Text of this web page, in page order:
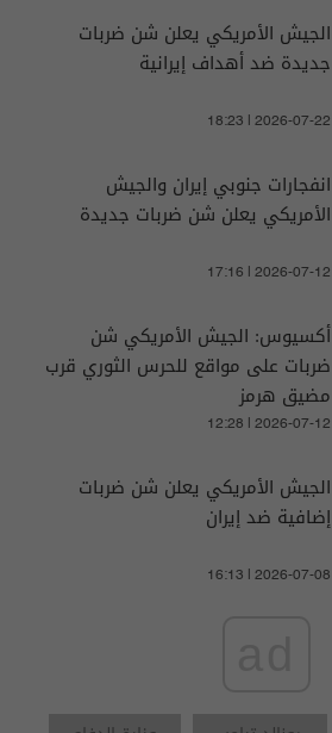
الجيش الأمريكي يعلن شن ضربات
جديدة ضد أهداف إيرانية
18:23 | 2026-07-22
انفجارات جنوبي إيران والجيش
الأمريكي يعلن شن ضربات جديدة
17:16 | 2026-07-12
أكسيوس: الجيش الأمريكي شن
ضربات على مواقع للحرس الثوري قرب
مضيق هرمز
12:28 | 2026-07-12
الجيش الأمريكي يعلن شن ضربات
إضافية ضد إيران
16:13 | 2026-07-08